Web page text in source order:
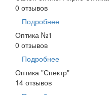
0 отзывов
Подробнее
Оптика №1
0 отзывов
Подробнее
Оптика "Спектр"
14 отзывов